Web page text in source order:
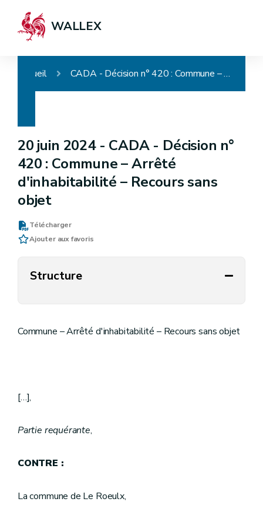
WALLEX
Accueil CADA - Décision n° 420 : Commune – Arrêté d'inhabitabilité – Recours sans objet
20 juin 2024 - CADA - Décision n°
420 : Commune – Arrêté
d'inhabitabilité – Recours sans
objet
Télécharger
Ajouter aux favoris
Structure
Commune – Arrêté d'inhabitabilité – Recours sans objet
[…],
Partie requérante,
CONTRE :
La commune de Le Roeulx,